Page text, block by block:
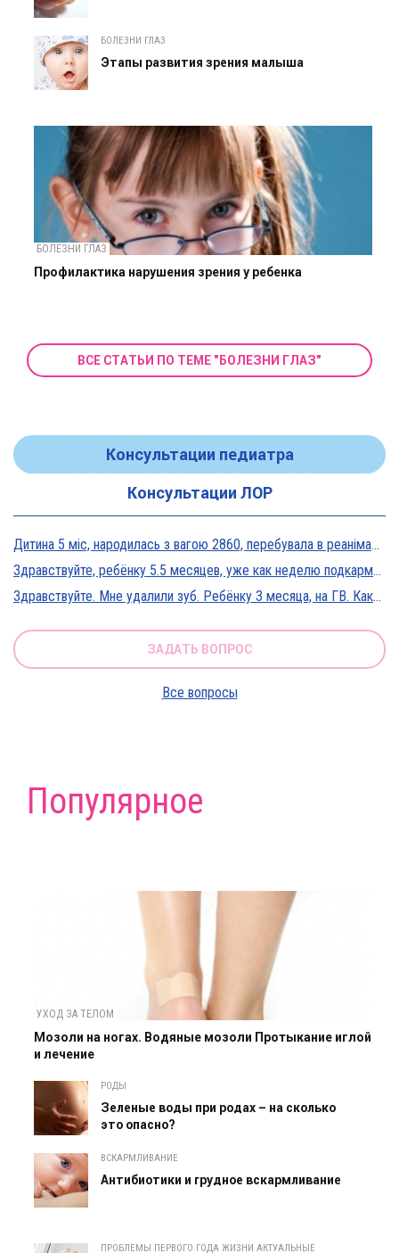
БОЛЕЗНИ ГЛАЗ
Этапы развития зрения малыша
БОЛЕЗНИ ГЛАЗ
Профилактика нарушения зрения у ребенка
ВСЕ СТАТЬИ ПО ТЕМЕ "БОЛЕЗНИ ГЛАЗ"
Консультации педиатра
Консультации ЛОР
Дитина 5 міс, народилась з вагою 2860, перебувала в реанімації у дуже тяжкому стані, діагноз Гіпоксична енцефалопатія 2 ст. На даний момент вага 5800, відмовляється від їжі, плаче близько 5 днів, періоди активності присутні, стул зі слизом зелений оформлений, на штучному вигодовуванні Нан безлактозний,за раз або з перервами з'їдає 90-120 мл. Прошу допомоги в даній ситуації?
Здравствуйте, ребёнку 5.5 месяцев, уже как неделю подкармливаю смесью, пробовали 3 вида нан, милупа и остановились на малютке премиум, только вчера появились красные пятна вокруг рта после кормления смесью, и мы опять попробовали милупа и нан, реакция осталась, что делать?
Здравствуйте. Мне удалили зуб. Ребёнку 3 месяца, на ГВ. Какие антибиотики можно принимать? Спасибо
ЗАДАТЬ ВОПРОС
Все вопросы
Популярное
УХОД ЗА ТЕЛОМ
Мозоли на ногах. Водяные мозоли Протыкание иглой
и лечение
РОДЫ
Зеленые воды при родах – на сколько
это опасно?
ВСКАРМЛИВАНИЕ
Антибиотики и грудное вскармливание
ПРОБЛЕМЫ ПЕРВОГО ГОДА ЖИЗНИ АКТУАЛЬНЫЕ